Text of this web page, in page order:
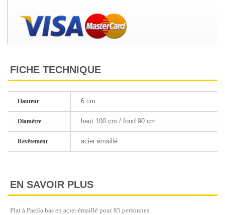
FICHE TECHNIQUE
Hauteur 6 cm
Diamètre haut 100 cm / fond 90 cm
Revêtement acier émaillé
EN SAVOIR PLUS
Plat à Paella bas en acier émaillé pour 85 personnes